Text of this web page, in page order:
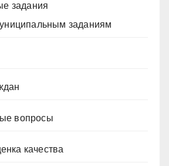
задания
заданиям
вопросы
качества